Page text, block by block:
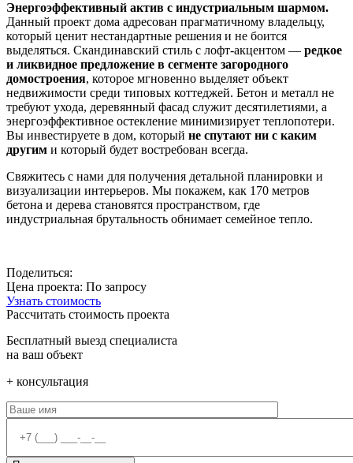
Энергоэффективный актив с индустриальным шармом.
Данный проект дома адресован прагматичному владельцу,
который ценит нестандартные решения и не боится
выделяться. Скандинавский стиль с лофт-акцентом — редкое
и ликвидное предложение в сегменте загородного
домостроения, которое мгновенно выделяет объект
недвижимости среди типовых коттеджей. Бетон и металл не
требуют ухода, деревянный фасад служит десятилетиями, а
энергоэффективное остекление минимизирует теплопотери.
Вы инвестируете в дом, который не спутают ни с каким
другим и который будет востребован всегда.
Свяжитесь с нами для получения детальной планировки и
визуализации интерьеров. Мы покажем, как 170 метров
бетона и дерева становятся пространством, где
индустриальная брутальность обнимает семейное тепло.
Поделиться:
Цена проекта: По запросу
Узнать стоимость
Рассчитать стоимость проекта
Бесплатный выезд специалиста
на ваш объект
+ консультация